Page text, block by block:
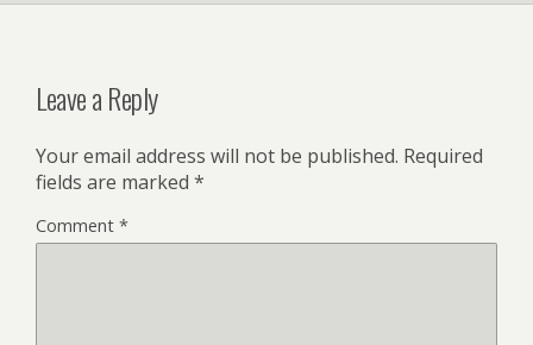
Leave a Reply
Your email address will not be published. Required
fields are marked *
Comment *